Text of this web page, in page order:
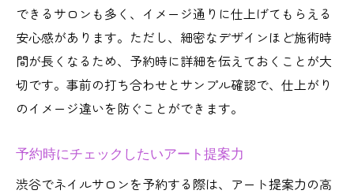
できるサロンも多く、イメージ通りに仕上げてもらえる
安心感があります。ただし、細密なデザインほど施術時
間が長くなるため、予約時に詳細を伝えておくことが大
切です。事前の打ち合わせとサンプル確認で、仕上がり
のイメージ違いを防ぐことができます。
予約時にチェックしたいアート提案力
渋谷でネイルサロンを予約する際は、アート提案力の高